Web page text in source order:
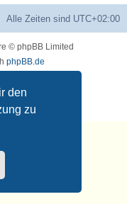
den
zu
Alle Zeiten sind UTC+02:00
© phpBB Limited
phpBB.de